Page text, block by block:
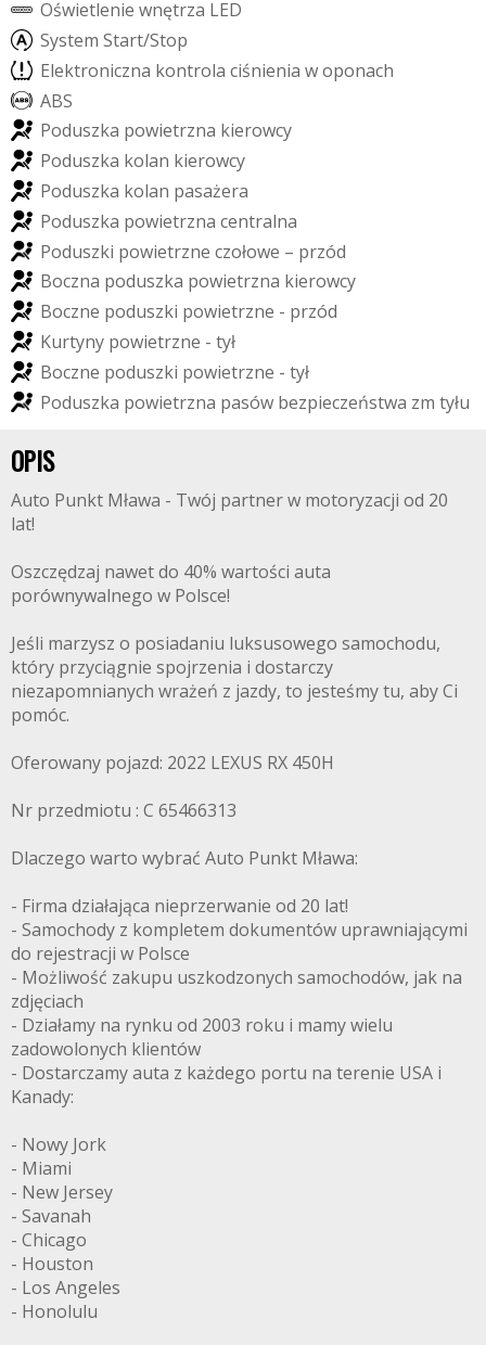
Oświetlenie wnętrza LED
System Start/Stop
Elektroniczna kontrola ciśnienia woponach
ABS
Poduszka powietrzna kierowcy
Poduszka kolan kierowcy
Poduszka kolan pasażera
Poduszka powietrzna centralna
Poduszki powietrzne czołowe – przód
Boczna poduszka powietrzna kierowcy
Boczne poduszki powietrzne - przód
Kurtyny powietrzne - tył
Boczne poduszki powietrzne - tył
Poduszka powietrzna pasów bezpieczeństwa zm tyłu
OPIS
Auto Punkt Mława - Twój partner w motoryzacji od 20
lat!
Oszczędzaj nawet do 40% wartości auta
porównywalnego w Polsce!
Jeśli marzysz o posiadaniu luksusowego samochodu,
który przyciągnie spojrzenia i dostarczy
niezapomnianych wrażeń z jazdy, to jesteśmy tu, aby Ci
pomóc.
Oferowany pojazd: 2022 LEXUS RX 450H
Nr przedmiotu : C 65466313
Dlaczego warto wybrać Auto Punkt Mława:
- Firma działająca nieprzerwanie od 20 lat!
- Samochody z kompletem dokumentów uprawniającymi
do rejestracji w Polsce
- Możliwość zakupu uszkodzonych samochodów, jak na
zdjęciach
- Działamy na rynku od 2003 roku i mamy wielu
zadowolonych klientów
- Dostarczamy auta z każdego portu na terenie USA i
Kanady:
- Nowy Jork
- Miami
- New Jersey
- Savanah
- Chicago
- Houston
- Los Angeles
- Honolulu